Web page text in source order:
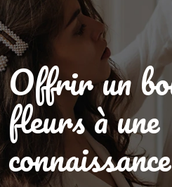
Offrir un
fleurs à une
connaissance